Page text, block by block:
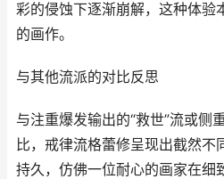
彩的侵蚀下逐渐崩解，这种体验
的画作。
与其他流派的对比反思
与注重爆发输出的“救世”流或侧
比，戒律流格蕾修呈现出截然不
持久，仿佛一位耐心的画家在细